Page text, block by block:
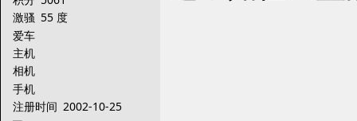
激骚 55 度
爱车
主机
相机
手机
注册时间 2002-10-25